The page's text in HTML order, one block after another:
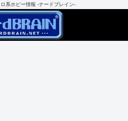
系ホビー情報 -ナードブレイン-